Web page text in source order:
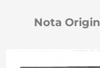
Nota